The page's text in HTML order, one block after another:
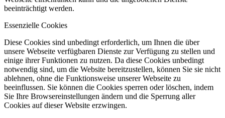
beeinträchtigt werden.
Essenzielle Cookies
Diese Cookies sind unbedingt erforderlich, um Ihnen die über
unsere Webseite verfügbaren Dienste zur Verfügung zu stellen und
einige ihrer Funktionen zu nutzen. Da diese Cookies unbedingt
notwendig sind, um die Website bereitzustellen, können Sie sie nicht
ablehnen, ohne die Funktionsweise unserer Webseite zu
beeinflussen. Sie können die Cookies sperren oder löschen, indem
Sie Ihre Browsereinstellungen ändern und die Sperrung aller
Cookies auf dieser Website erzwingen.